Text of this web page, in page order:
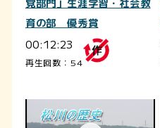
覚部門」生涯学習・社会教
育の部 優秀賞
00:12:23
再生回数：54